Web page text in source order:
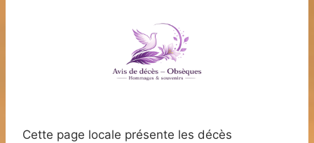
Cette page locale présente les décès